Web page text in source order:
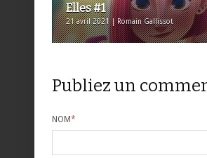
Elles #1
21 avril 2021 | Romain Gallissot
Publiez un
NOM*